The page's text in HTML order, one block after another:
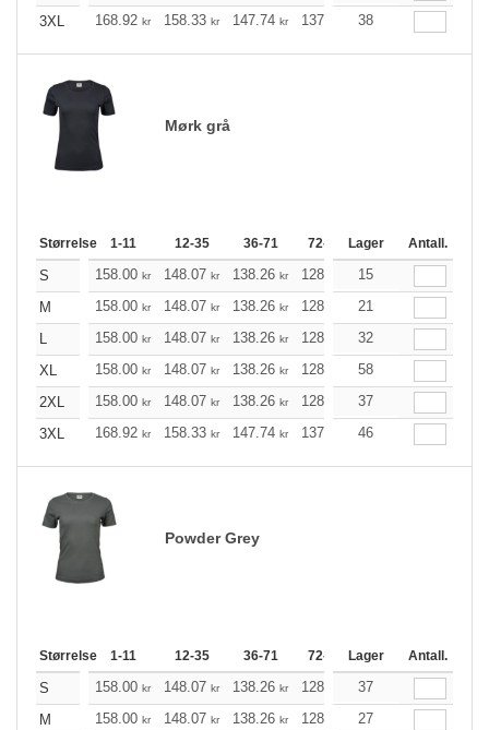
3XL
168.92 kr 158.33 kr 147.74 kr 137.26 126.66
38
Mørk grå
Størrelse 1-11 12-35 36-71 72-143 144-287
Lager Antall.
S 158.00 kr 148.07 kr 138.26 kr 128.34 118.41
15
M
158.00 kr 148.07 kr 138.26 kr 128.34 118.41
21
L
158.00 kr 148.07 kr 138.26 kr 128.34 118.41
32
XL
158.00 kr 148.07 kr 138.26 kr 128.34 118.41
58
2XL
158.00 kr 148.07 kr 138.26 kr 128.34 118.41
37
3XL
168.92 kr 158.33 kr 147.74 kr 137.26 126.66
46
Powder Grey
Størrelse 1-11 12-35 36-71 72-143 144-287
Lager Antall.
S 158.00 kr 148.07 kr 138.26 kr 128.34 118.41
37
M
158.00 kr 148.07 kr 138.26 kr 128.34 118.41
27